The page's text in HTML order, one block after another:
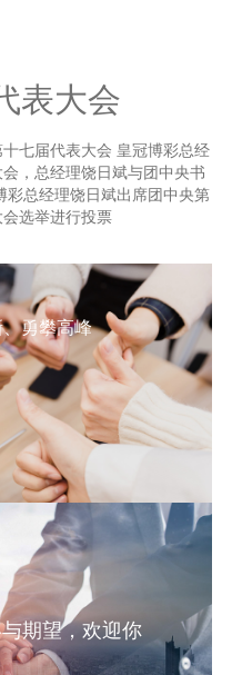
表大会
七届代表大会 皇冠博彩总经
，总经理饶日斌与团中央书
总经理饶日斌出席团中央第
选举进行投票
勇攀高峰
期望，欢迎你